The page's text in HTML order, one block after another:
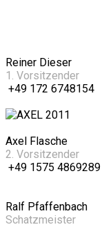
Reiner Dieser
1. Vorsitzender
+49 172 6748154
Axel Flasche
2. Vorsitzender
+49 1575 4869289
Ralf Pfaffenbach
Schatzmeister